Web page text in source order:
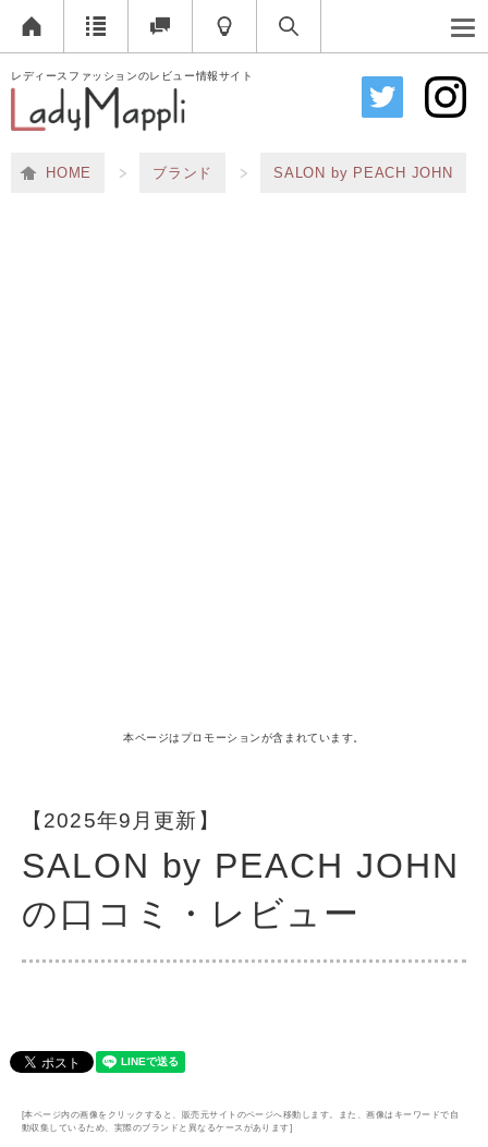
レディースファッションのレビュー情報サイト
HOME ブランド SALON by PEACH JOHN
本ページはプロモーションが含まれています。
【2025年9月更新】
SALON by PEACH JOHN
の口コミ・レビュー
[本ページ内の画像をクリックすると、販売元サイトのページへ移動します。また、画像はキーワードで自
動収集しているため、実際のブランドと異なるケースがあります]